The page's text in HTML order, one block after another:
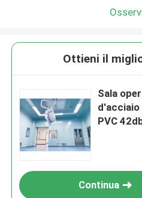
Ottieni il
Sala
d'acciaio
PVC
Continua